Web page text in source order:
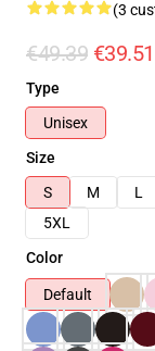
(3
€49.39 €39.51
Type
Unisex
Size
S
M L
5XL
Color
Default